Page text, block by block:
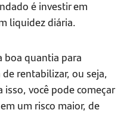
é investir em
liquidez diária.
boa quantia para
rentabilizar, ou seja,
você pode começar
um risco maior, de